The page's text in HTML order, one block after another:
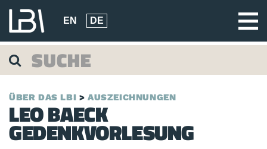
EN DE
ÜBER DAS LBI AUSZEICHNUNGEN
LEO BAECK
GEDENKVORLESUNG